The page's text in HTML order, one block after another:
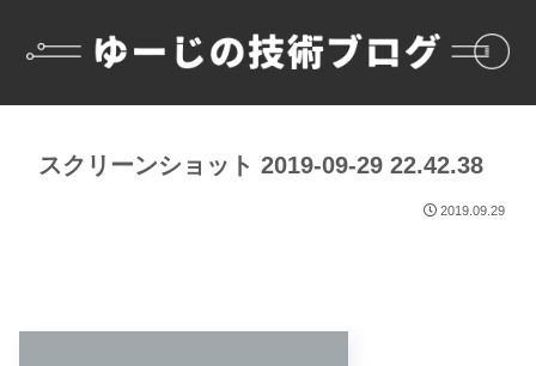
スクリーンショット 2019-09-29 22.42.38
2019.09.29